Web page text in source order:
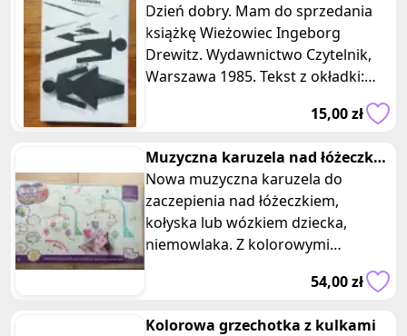
Ingeborg Drewitz Czytelnik 1985
Dzień dobry. Mam do sprzedania
książkę Wieżowiec Ingeborg
Drewitz. Wydawnictwo Czytelnik,
Warszawa 1985. Tekst z okładki:
15,00 zł
Muzyczna karuzela nad łóżeczko
wózek dziecka grzechotki
Nowa muzyczna karuzela do
zaczepienia nad łóżeczkiem,
kołyska lub wózkiem dziecka,
niemowlaka. Z kolorowymi
grzechotkami w kształcie zwierząt,
54,00 zł
Kolorowa grzechotka z kulkami